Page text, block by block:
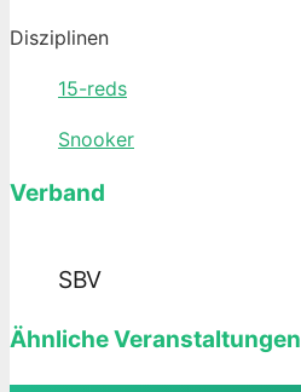
Disziplinen
15-reds
Snooker
Verband
SBV
Ähnliche Veranstaltungen